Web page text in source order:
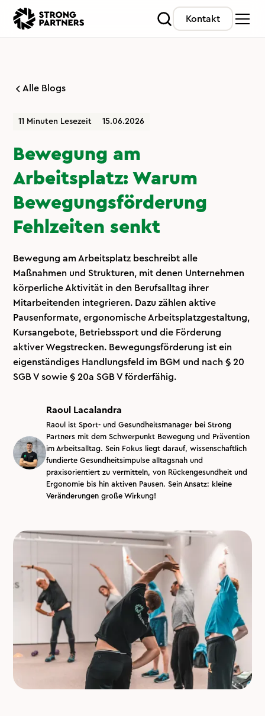
Kontakt
Alle Blogs
11 Minuten Lesezeit 15.06.2026
Bewegung am
Arbeitsplatz: Warum
Bewegungsförderung
Fehlzeiten senkt
Bewegung am Arbeitsplatz beschreibt alle
Maßnahmen und Strukturen, mit denen Unternehmen
körperliche Aktivität in den Berufsalltag ihrer
Mitarbeitenden integrieren. Dazu zählen aktive
Pausenformate, ergonomische Arbeitsplatzgestaltung,
Kursangebote, Betriebssport und die Förderung
aktiver Wegstrecken. Bewegungsförderung ist ein
eigenständiges Handlungsfeld im BGM und nach § 20
SGB V sowie § 20a SGB V förderfähig.
Raoul Lacalandra
Raoul ist Sport- und Gesundheitsmanager bei Strong
Partners mit dem Schwerpunkt Bewegung und Prävention
im Arbeitsalltag. Sein Fokus liegt darauf, wissenschaftlich
fundierte Gesundheitsimpulse alltagsnah und
praxisorientiert zu vermitteln, von Rückengesundheit und
Ergonomie bis hin aktiven Pausen. Sein Ansatz: kleine
Veränderungen große Wirkung!